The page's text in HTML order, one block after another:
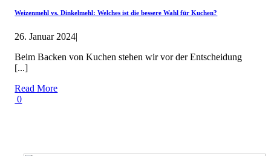
Weizenmehl vs. Dinkelmehl: Welches ist die bessere Wahl für Kuchen?
26. Januar 2024|
Beim Backen von Kuchen stehen wir vor der Entscheidung
[...]
Read More
0